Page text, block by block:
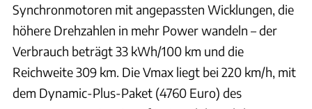
Synchronmotoren mit angepassten Wicklungen, die
höhere Drehzahlen in mehr Power wandeln – der
Verbrauch beträgt 33 kWh/100 km und die
Reichweite 309 km. Die Vmax liegt bei 220 km/h, mit
dem Dynamic-Plus-Paket (4760 Euro) des